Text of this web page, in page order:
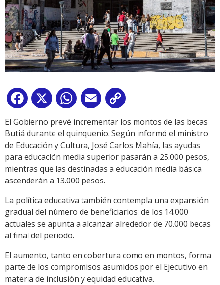
Facebook
X WhatsApp
Email
Link
El Gobierno prevé incrementar los montos de las becas
Butiá durante el quinquenio. Según informó el ministro
de Educación y Cultura, José Carlos Mahía, las ayudas
para educación media superior pasarán a 25.000 pesos,
mientras que las destinadas a educación media básica
ascenderán a 13.000 pesos.
La política educativa también contempla una expansión
gradual del número de beneficiarios: de los 14.000
actuales se apunta a alcanzar alrededor de 70.000 becas
al final del período.
El aumento, tanto en cobertura como en montos, forma
parte de los compromisos asumidos por el Ejecutivo en
materia de inclusión y equidad educativa.